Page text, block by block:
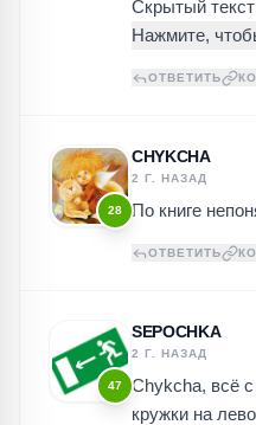
Скрытый
ОТВЕТИТЬ
28
CHYKCHA
2 Г. НАЗАД
По книге
ОТВЕТИТЬ
47
SEPOCHKA
2 Г. НАЗАД
Chykcha, всё
кружки на